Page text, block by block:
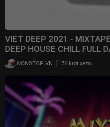
VIET DEEP 2021 -
DEEP HOUSE CHILL FULL
NONSTOP VN 76 lượt xem